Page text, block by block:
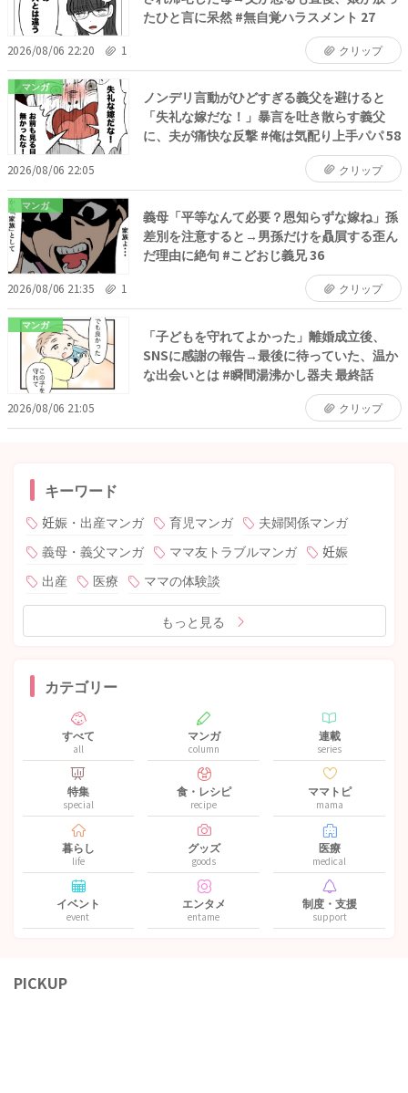
たひと言に呆然 #無自覚ハラスメント 27
2026/08/06 22:20 1 クリップ
マンガ
ノンデリ言動がひどすぎる義父を避けると
「失礼な嫁だな！」暴言を吐き散らす義父
に、夫が痛快な反撃 #俺は気配り上手パパ 58
2026/08/06 22:05 クリップ
マンガ
義母「平等なんて必要？恩知らずな嫁ね」孫
差別を注意すると→男孫だけを贔屓する歪ん
だ理由に絶句 #こどおじ義兄 36
2026/08/06 21:35 1 クリップ
マンガ
「子どもを守れてよかった」離婚成立後、
SNSに感謝の報告→最後に待っていた、温か
な出会いとは #瞬間湯沸かし器夫 最終話
2026/08/06 21:05 クリップ
キーワード
妊娠・出産マンガ 育児マンガ
夫婦関係マンガ
義母・義父マンガ
ママ友トラブルマンガ
妊娠
出産
医療 ママの体験談
もっと見る
カテゴリー
すべて
all
マンガ
column
連載
series
特集
special
食・レシピ
recipe
ママトピ
mama
暮らし
life
グッズ
goods
医療
medical
イベント
event
エンタメ
entame
制度・支援
support
PICKUP